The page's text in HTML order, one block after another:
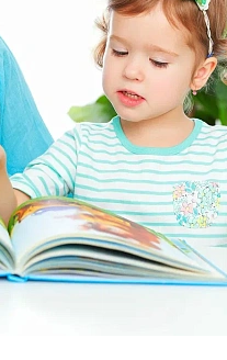
- дарим 500
для